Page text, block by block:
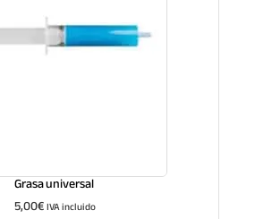
Grasa universal
5,00€IVA incluido